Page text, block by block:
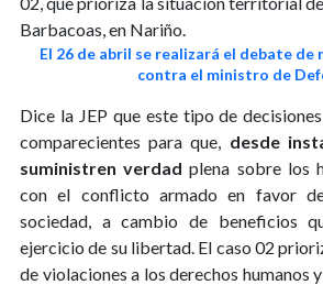
Barbacoas, en Nariño.
El 26 de abril se realizará el debate de
contra el ministro de
Dice la JEP que este tipo de
comparecientes para que, desde
suministren verdad plena sobre los
con el conflicto armado en favor
sociedad, a cambio de beneficios
ejercicio de su libertad. El caso 02
de violaciones a los derechos humanos